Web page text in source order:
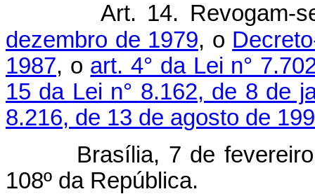
Art. 14. Revogam-
dezembro de 1979, o
1987, o art. 4° da Lei n°
15 da Lei n° 8.162, de 8 de
8.216, de 13 de agosto de
Brasília, 7 de fevereiro
108º da República.